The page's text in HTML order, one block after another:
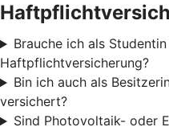
Brauche ich als
Haftpflichtversicherung?
Bin ich auch als
versichert?
Sind Photovoltaik- oder